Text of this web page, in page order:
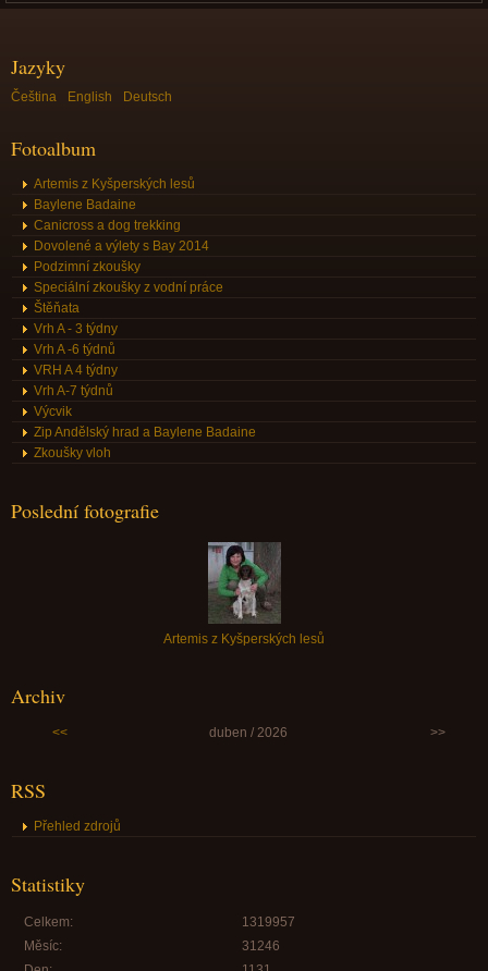
Jazyky
Čeština English Deutsch
Fotoalbum
Artemis z Kyšperských lesů
Baylene Badaine
Canicross a dog trekking
Dovolené a výlety s Bay 2014
Podzimní zkoušky
Speciální zkoušky z vodní práce
Štěňata
Vrh A - 3 týdny
Vrh A -6 týdnů
VRH A 4 týdny
Vrh A-7 týdnů
Výcvik
Zip Andělský hrad a Baylene Badaine
Zkoušky vloh
Poslední fotografie
Artemis z Kyšperských lesů
Archiv
<< duben / 2026 >>
RSS
Přehled zdrojů
Statistiky
Celkem:
1319957
Měsíc:
31246